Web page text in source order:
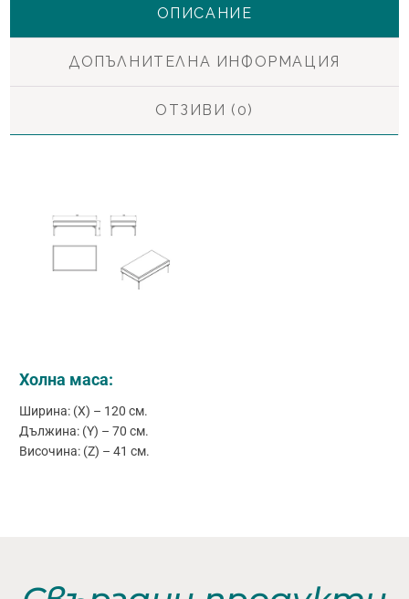
ОПИСАНИЕ
ДОПЪЛНИТЕЛНА ИНФОРМАЦИЯ
ОТЗИВИ (0)
Холна маса:
Ширина: (X) – 120 см.
Дължина: (Y) – 70 см.
Височина: (Z) – 41 см.